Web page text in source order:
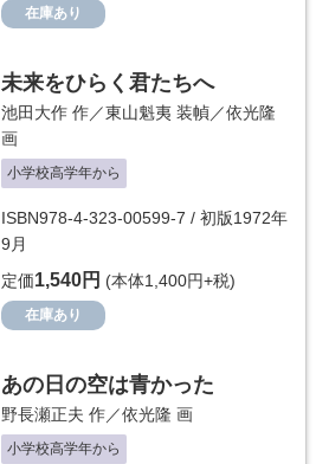
在庫あり
未来をひらく君たちへ
池田大作 作／東山魁夷 装幀／依光隆
画
小学校高学年から
ISBN978-4-323-00599-7 / 初版1972年
9月
定価1,540円 (本体1,400円+税)
在庫あり
あの日の空は青かった
野長瀬正夫 作／依光隆 画
小学校高学年から